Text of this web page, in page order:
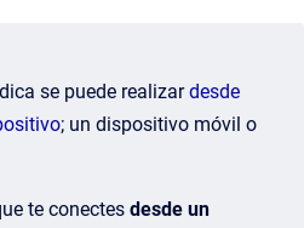
se puede realizardesde
; un dispositivo móvil o
te conectes desde un